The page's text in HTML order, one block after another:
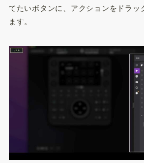
てたいボタンに、アクションをドラッ
ます。